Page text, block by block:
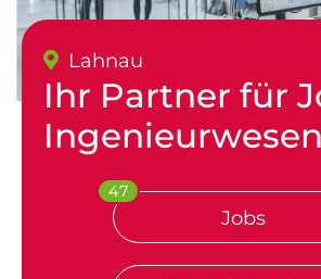
Lahnau
Ihr Partner für
Ingenieurwesen
47
Jobs